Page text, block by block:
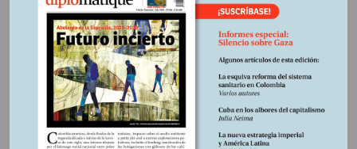
Información adicional